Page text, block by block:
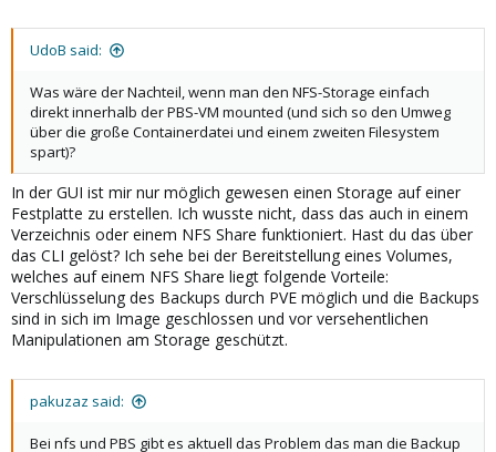
UdoB said:
Was wäre der Nachteil, wenn man den NFS-Storage einfach
direkt innerhalb der PBS-VM mounted (und sich so den Umweg
über die große Containerdatei und einem zweiten Filesystem
spart)?
In der GUI ist mir nur möglich gewesen einen Storage auf einer
Festplatte zu erstellen. Ich wusste nicht, dass das auch in einem
Verzeichnis oder einem NFS Share funktioniert. Hast du das über
das CLI gelöst? Ich sehe bei der Bereitstellung eines Volumes,
welches auf einem NFS Share liegt folgende Vorteile:
Verschlüsselung des Backups durch PVE möglich und die Backups
sind in sich im Image geschlossen und vor versehentlichen
Manipulationen am Storage geschützt.
pakuzaz said:
Bei nfs und PBS gibt es aktuell das Problem das man die Backup